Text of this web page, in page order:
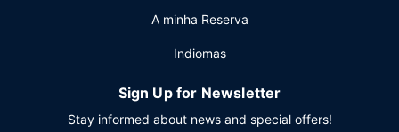
A minha Reserva
Indiomas
Sign Up for Newsletter
Stay informed about news and special offers!